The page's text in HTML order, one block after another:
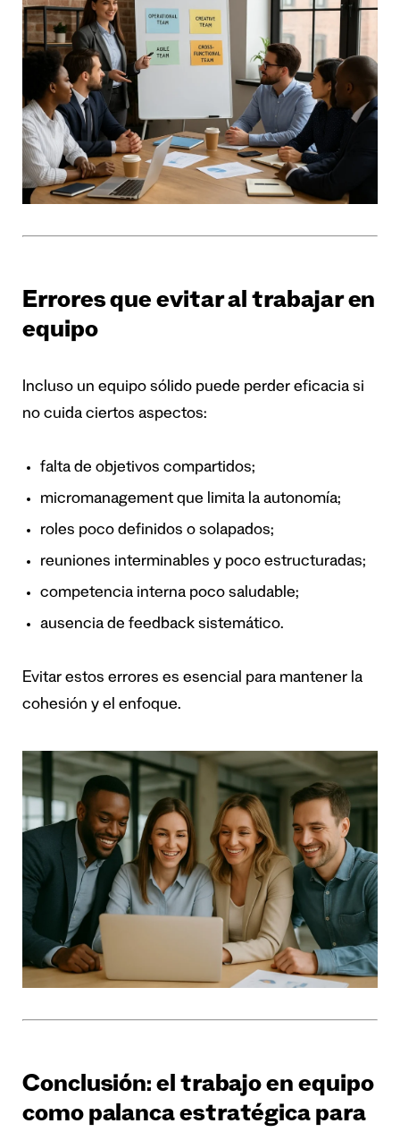
Errores que evitar al trabajar en
equipo
Incluso un equipo sólido puede perder eficacia si
no cuida ciertos aspectos:
falta de objetivos compartidos;
micromanagement que limita la autonomía;
roles poco definidos o solapados;
reuniones interminables y poco estructuradas;
competencia interna poco saludable;
ausencia de feedback sistemático.
Evitar estos errores es esencial para mantener la
cohesión y el enfoque.
Conclusión: el trabajo en equipo
como palanca estratégica para